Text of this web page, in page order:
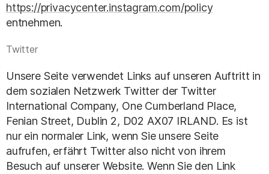
https://privacycenter.instagram.com/policy
entnehmen.
Twitter
Unsere Seite verwendet Links auf unseren Auftritt in
dem sozialen Netzwerk Twitter der Twitter
International Company, One Cumberland Place,
Fenian Street, Dublin 2, D02 AX07 IRLAND. Es ist
nur ein normaler Link, wenn Sie unsere Seite
aufrufen, erfährt Twitter also nicht von ihrem
Besuch auf unserer Website. Wenn Sie den Link